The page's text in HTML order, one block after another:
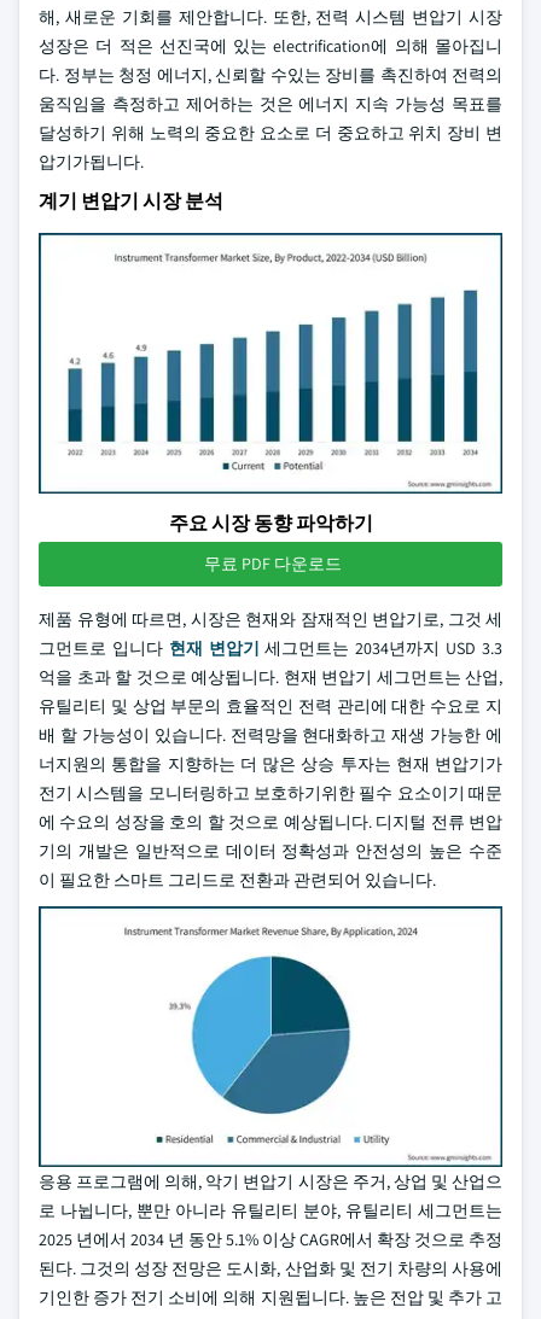
해, 새로운 기회를 제안합니다. 또한, 전력 시스템 변압기 시장
성장은 더 적은 선진국에 있는 electrification에 의해 몰아집니
다. 정부는 청정 에너지, 신뢰할 수있는 장비를 촉진하여 전력의
움직임을 측정하고 제어하는 것은 에너지 지속 가능성 목표를
달성하기 위해 노력의 중요한 요소로 더 중요하고 위치 장비 변
압기가됩니다.
계기 변압기 시장 분석
주요 시장 동향 파악하기
무료 PDF 다운로드
제품 유형에 따르면, 시장은 현재와 잠재적인 변압기로, 그것 세
그먼트로 입니다 현재 변압기 세그먼트는 2034년까지 USD 3.3
억을 초과 할 것으로 예상됩니다. 현재 변압기 세그먼트는 산업,
유틸리티 및 상업 부문의 효율적인 전력 관리에 대한 수요로 지
배 할 가능성이 있습니다. 전력망을 현대화하고 재생 가능한 에
너지원의 통합을 지향하는 더 많은 상승 투자는 현재 변압기가
전기 시스템을 모니터링하고 보호하기위한 필수 요소이기 때문
에 수요의 성장을 호의 할 것으로 예상됩니다. 디지털 전류 변압
기의 개발은 일반적으로 데이터 정확성과 안전성의 높은 수준
이 필요한 스마트 그리드로 전환과 관련되어 있습니다.
응용 프로그램에 의해, 악기 변압기 시장은 주거, 상업 및 산업으
로 나뉩니다, 뿐만 아니라 유틸리티 분야, 유틸리티 세그먼트는
2025 년에서 2034 년 동안 5.1% 이상 CAGR에서 확장 것으로 추정
된다. 그것의 성장 전망은 도시화, 산업화 및 전기 차량의 사용에
기인한 증가 전기 소비에 의해 지원됩니다. 높은 전압 및 추가 고